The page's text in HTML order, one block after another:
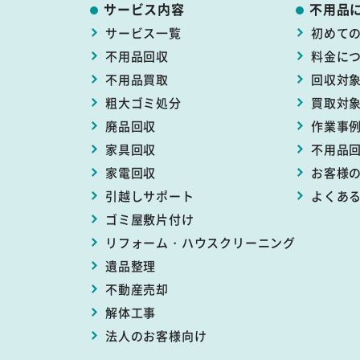
サービス内容
サービス一覧
不用品回収
不用品買取
粗大ゴミ処分
廃品回収
家具回収
家電回収
引越しサポート
ゴミ屋敷片付け
リフォーム・ ハウスクリーニング
遺品整理
不動産売却
解体工事
法人のお客様向け
不用品
初めて
料金に
回収対
買取対
作業事
不用品
お客様
よくあ